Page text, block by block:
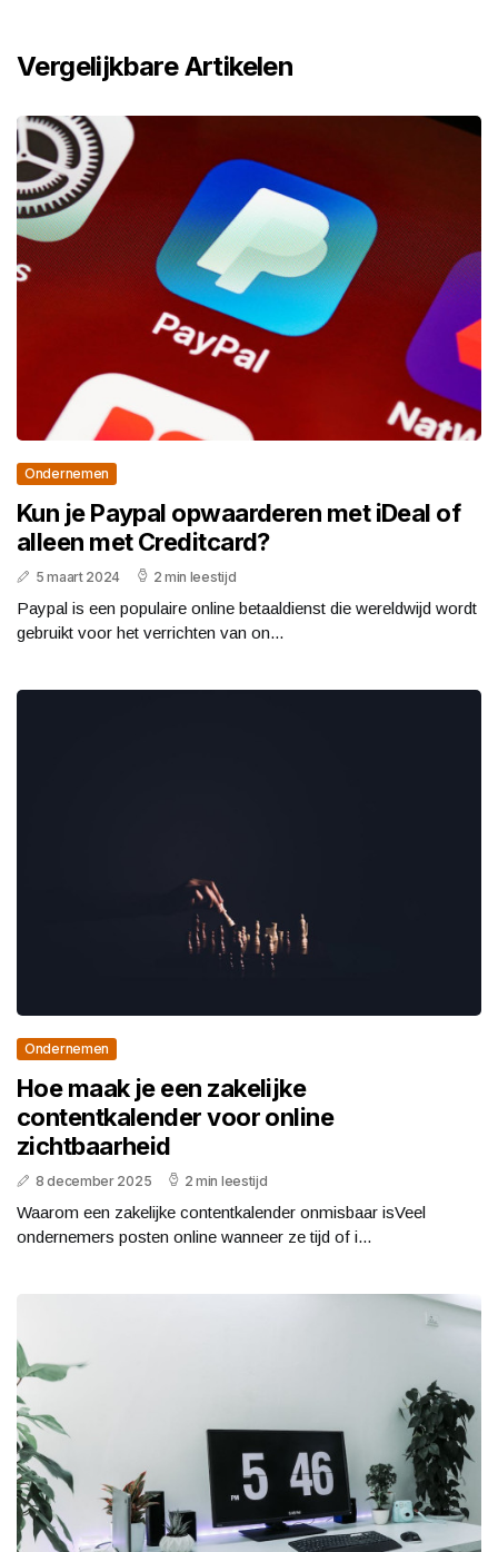
Vergelijkbare Artikelen
Ondernemen
Kun je Paypal opwaarderen met iDeal of
alleen met Creditcard?
5 maart 2024 2 min leestijd
Paypal is een populaire online betaaldienst die wereldwijd wordt
gebruikt voor het verrichten van on...
Ondernemen
Hoe maak je een zakelijke
contentkalender voor online
zichtbaarheid
8 december 2025 2 min leestijd
Waarom een zakelijke contentkalender onmisbaar isVeel
ondernemers posten online wanneer ze tijd of i...